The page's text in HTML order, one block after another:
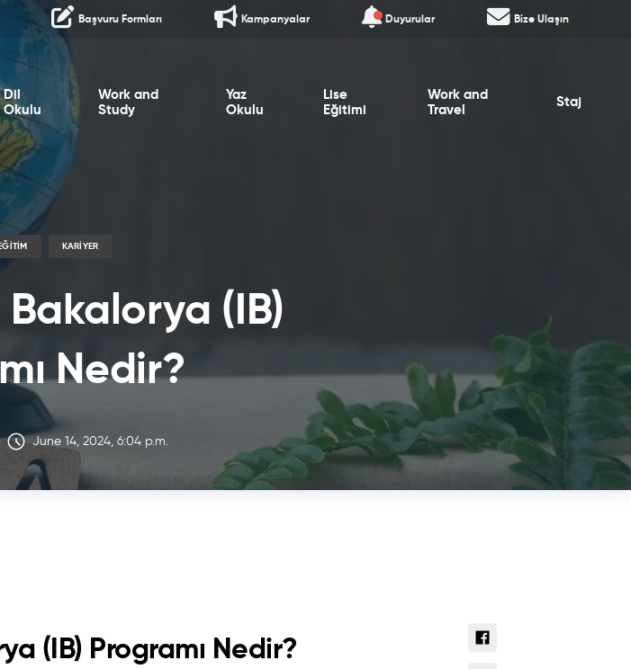
Bize Ulaşın
Duyurular
Kampanyalar
Başvuru Formları
Dil
Okulu
Work and
Study
Yaz
Okulu
Lise
Eğitimi
Work and
Travel
Staj
KARIYER
Bakalorya (IB)
Nedir?
June 14, 2024, 6:04 p.m.
(IB) Programı Nedir?